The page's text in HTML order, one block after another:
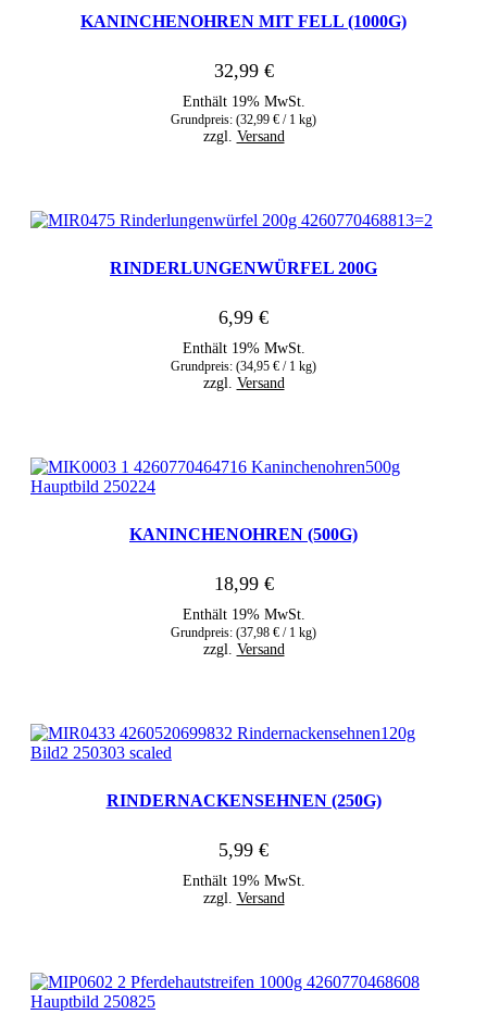
KANINCHENOHREN MIT FELL (1000G)
32,99 €
Enthält 19% MwSt.
Grundpreis: (32,99 € / 1 kg)
zzgl. Versand
RINDERLUNGENWÜRFEL 200G
6,99 €
Enthält 19% MwSt.
Grundpreis: (34,95 € / 1 kg)
zzgl. Versand
KANINCHENOHREN (500G)
18,99 €
Enthält 19% MwSt.
Grundpreis: (37,98 € / 1 kg)
zzgl. Versand
RINDERNACKENSEHNEN (250G)
5,99 €
Enthält 19% MwSt.
zzgl. Versand